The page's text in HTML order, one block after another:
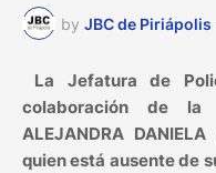
by JBC de Piriápolis
La Jefatura de
colaboración de la
ALEJANDRA
quien está ausente de